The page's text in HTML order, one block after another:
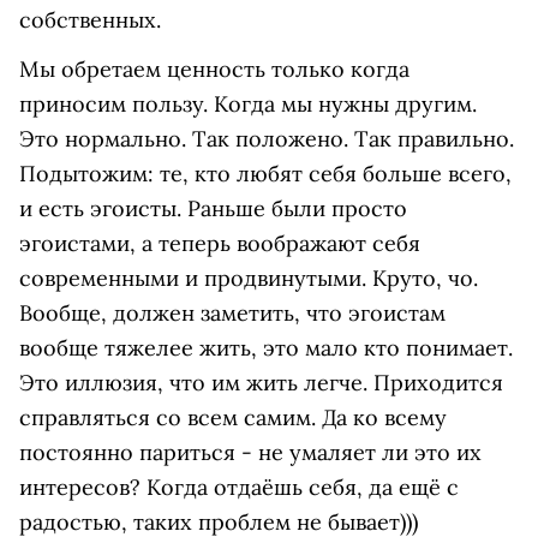
собственных.
Мы обретаем ценность только когда
приносим пользу. Когда мы нужны другим.
Это нормально. Так положено. Так правильно.
Подытожим: те, кто любят себя больше всего,
и есть эгоисты. Раньше были просто
эгоистами, а теперь воображают себя
современными и продвинутыми. Круто, чо.
Вообще, должен заметить, что эгоистам
вообще тяжелее жить, это мало кто понимает.
Это иллюзия, что им жить легче. Приходится
справляться со всем самим. Да ко всему
постоянно париться - не умаляет ли это их
интересов? Когда отдаёшь себя, да ещё с
радостью, таких проблем не бывает)))